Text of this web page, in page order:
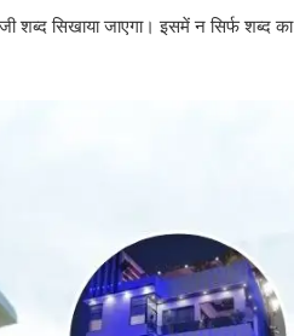
सिखाया जाएगा। इसमें न सिर्फ शब्द का